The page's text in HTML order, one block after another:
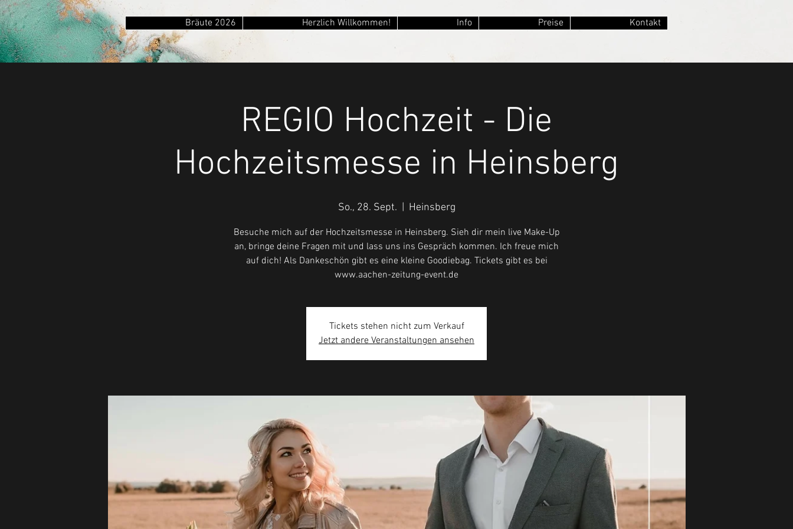
Bräute 2026 Herzlich Willkommen! Info Preise Kontakt
REGIO Hochzeit - Die
Hochzeitsmesse in Heinsberg
So., 28. Sept. Heinsberg
Besuche mich auf der Hochzeitsmesse in Heinsberg. Sieh dir mein live Make-Up
an, bringe deine Fragen mit und lass uns ins Gespräch kommen. Ich freue mich
auf dich! Als Dankeschön gibt es eine kleine Goodiebag. Tickets gibt es bei
www.aachen-zeitung-event.de
Tickets stehen nicht zum Verkauf
Jetzt andere Veranstaltungen ansehen